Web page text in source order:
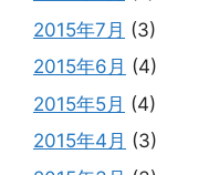
2015年7月 (3)
2015年6月 (4)
2015年5月 (4)
2015年4月 (3)